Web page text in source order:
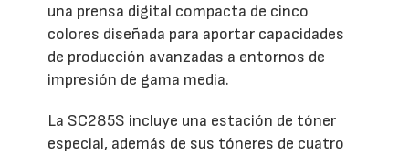
una prensa digital compacta de cinco
colores diseñada para aportar capacidades
de producción avanzadas a entornos de
impresión de gama media.
La SC285S incluye una estación de tóner
especial, además de sus tóneres de cuatro